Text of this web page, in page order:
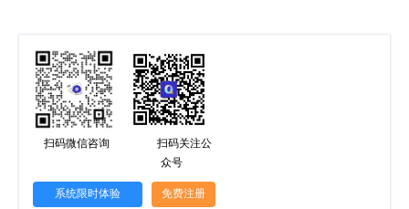
扫码微信咨询
扫码关注公
众号
系统限时体验 免费注册